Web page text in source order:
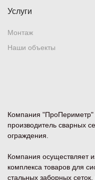
Компания
производитель сварных
ограждения.
Компания осуществляет
комплекса товаров для
стальных заборных
Услуги
Монтаж
Наши объекты